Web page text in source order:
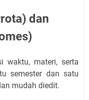
dan
waktu, materi, serta
semester dan satu
mudah diedit.